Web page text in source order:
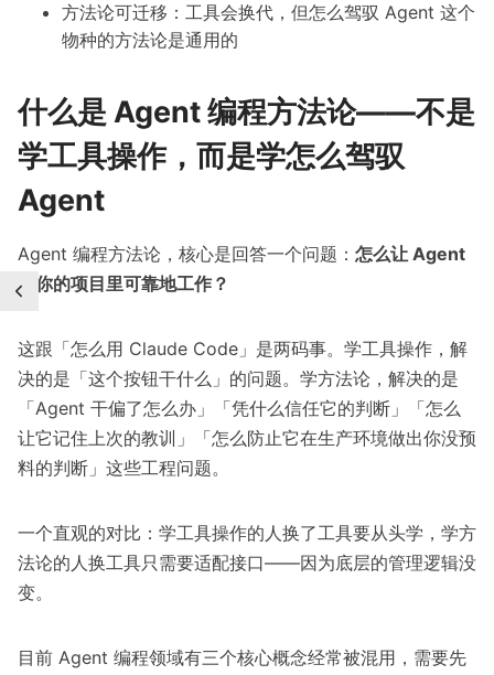
方法论可迁移：工具会换代，但怎么驾驭 Agent 这个
物种的方法论是通用的
什么是 Agent 编程方法论——不是
学工具操作，而是学怎么驾驭
Agent
Agent 编程方法论，核心是回答一个问题： 怎么让 Agent
在你的项目里可靠地工作？
这跟「怎么用 Claude Code」是两码事。学工具操作，解
决的是「这个按钮干什么」的问题。学方法论，解决的是
「Agent 干偏了怎么办」「凭什么信任它的判断」「怎么
让它记住上次的教训」「怎么防止它在生产环境做出你没预
料的判断」这些工程问题。
一个直观的对比：学工具操作的人换了工具要从头学，学方
法论的人换工具只需要适配接口——因为底层的管理逻辑没
变。
目前 Agent 编程领域有三个核心概念经常被混用，需要先